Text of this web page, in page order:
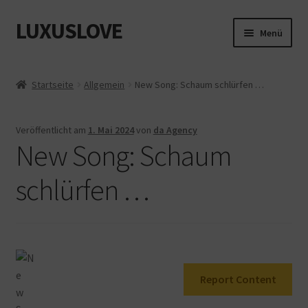
Zur
Navigation
Zum
Inhalt
LUXUSLOVE Menü
Mein Konto
Startseite Allgemein New Song: Schaum schlürfen …
Veröffentlicht am 1. Mai 2024von da Agency
New Song: Schaum
schlürfen …
Report Content